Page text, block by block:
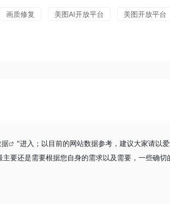
画质修复 美图AI开放平台 美图开放平台
据
"进入；以目前的网站数据参考，建议大家请以
要还是需要根据您自身的需求以及需要，一些确切